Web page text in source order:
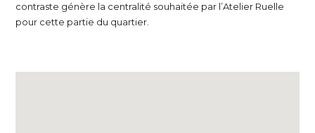
contraste génère la centralité souhaitée par l’Atelier Ruelle
pour cette partie du quartier.